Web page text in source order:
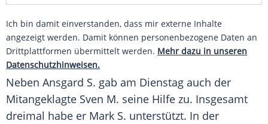
Ich bin damit einverstanden, dass mir externe Inhalte
angezeigt werden. Damit können personenbezogene Daten an
Drittplattformen übermittelt werden. Mehr dazu in unseren
Datenschutzhinweisen.
Neben Ansgard S. gab am Dienstag auch der
Mitangeklagte Sven M. seine Hilfe zu. Insgesamt
dreimal habe er Mark S. unterstützt. In der